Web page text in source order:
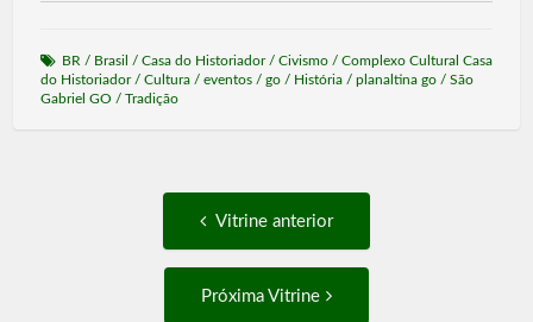
BR/ Brasil / Casa do Historiador/ Civismo/ Complexo Cultural Casa
do Historiador/ Cultura/ eventos/ go/ História/ planaltina go/ São
Gabriel GO / Tradição
navigation
Vitrine anterior
Próxima Vitrine